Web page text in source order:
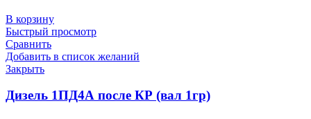
В корзину
Быстрый просмотр
Сравнить
Добавить в список желаний
Закрыть
Дизель 1ПД4А после КР (вал 1гр)